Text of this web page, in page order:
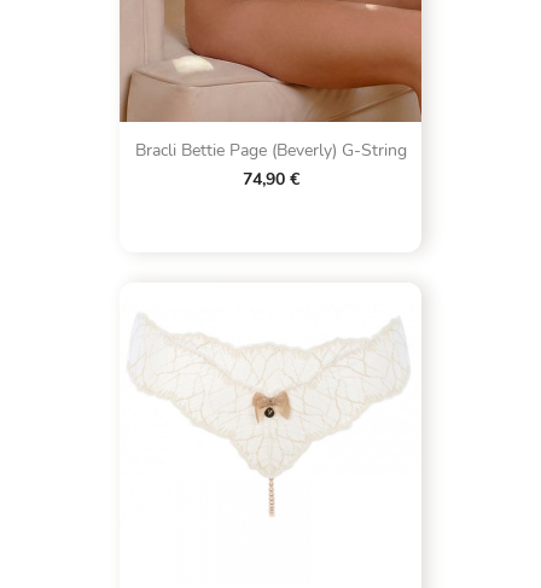
Bracli Bettie Page (Beverly) G-String
74,90 €